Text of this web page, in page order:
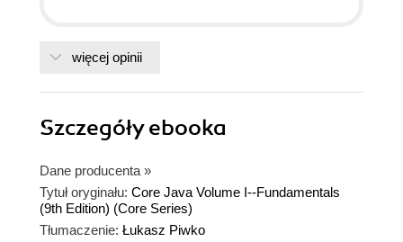
więcej opinii
Szczegółyebooka
Dane producenta »
Tytuł oryginału: Core Java Volume I--Fundamentals
(9th Edition) (Core Series)
Tłumaczenie: Łukasz Piwko